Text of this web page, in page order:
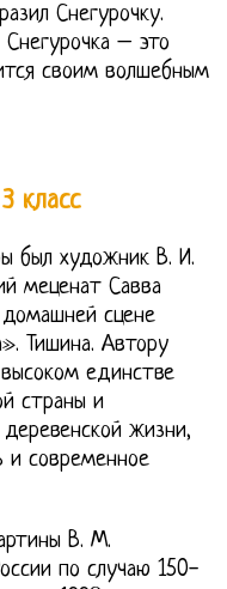
Снегурочку.
– это
своим волшебным
класс
был художник В. И.
меценат Савва
сцене
Тишина. Автору
единстве
страны и
жизни,
и современное
В. М.
по случаю 150-